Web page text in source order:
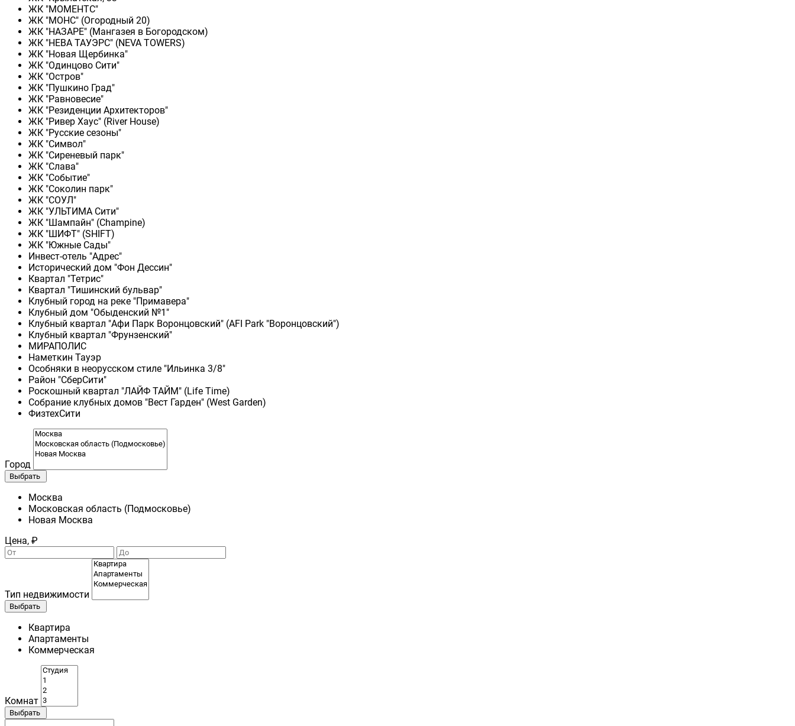
ЖК "МОМЕНТС"
ЖК "МОНС" (Огородный 20)
ЖК "НАЗАРЕ" (Мангазея в Богородском)
ЖК "НЕВА ТАУЭРС" (NEVA TOWERS)
ЖК "Новая Щербинка"
ЖК "Одинцово Сити"
ЖК "Остров"
ЖК "Пушкино Град"
ЖК "Равновесие"
ЖК "Резиденции Архитекторов"
ЖК "Ривер Хаус" (River Нouse)
ЖК "Русские сезоны"
ЖК "Символ"
ЖК "Сиреневый парк"
ЖК "Слава"
ЖК "Событие"
ЖК "Соколин парк"
ЖК "СОУЛ"
ЖК "УЛЬТИМА Сити"
ЖК "Шампайн" (Champine)
ЖК "ШИФТ" (SHIFT)
ЖК "Южные Сады"
Инвест-отель "Адрес"
Исторический дом "Фон Дессин"
Квартал "Тетрис"
Квартал "Тишинский бульвар"
Клубный город на реке "Примавера"
Клубный дом "Обыденский №1"
Клубный квартал "Афи Парк Воронцовский" (AFI Park "Воронцовский")
Клубный квартал "Фрунзенский"
МИРАПОЛИС
Наметкин Тауэр
Особняки в неорусском стиле "Ильинка 3/8"
Район "СберСити"
Роскошный квартал "ЛАЙФ ТАЙМ" (Life Time)
Собрание клубных домов "Вест Гарден" (West Garden)
ФизтехСити
Город
Выбрать
Москва
Московская область (Подмосковье)
Новая Москва
Цена, ₽
Тип недвижимости
Выбрать
Квартира
Апартаменты
Коммерческая
Комнат
Выбрать